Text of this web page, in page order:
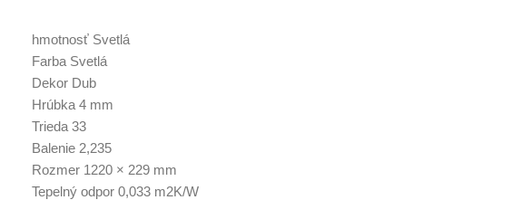
hmotnosť Svetlá
Farba Svetlá
Dekor Dub
Hrúbka 4 mm
Trieda 33
Balenie 2,235
Rozmer 1220 × 229 mm
Tepelný odpor 0,033 m2K/W